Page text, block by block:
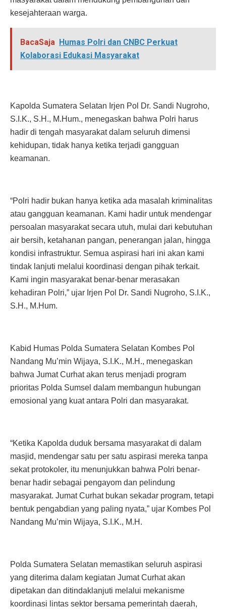
kesejahteraan warga.
BacaSaja Humas Polri dan CNBC Perkuat
Kolaborasi Edukasi Masyarakat
Kapolda Sumatera Selatan Irjen Pol Dr. Sandi Nugroho,
S.I.K., S.H., M.Hum., menegaskan bahwa Polri harus
hadir di tengah masyarakat dalam seluruh dimensi
kehidupan, tidak hanya ketika terjadi gangguan
keamanan.
“Polri hadir bukan hanya ketika ada masalah kriminalitas
atau gangguan keamanan. Kami hadir untuk mendengar
persoalan masyarakat secara utuh, mulai dari kebutuhan
air bersih, ketahanan pangan, penerangan jalan, hingga
kondisi infrastruktur. Semua aspirasi hari ini akan kami
tindak lanjuti melalui koordinasi dengan pihak terkait.
Kami ingin masyarakat benar-benar merasakan
kehadiran Polri,” ujar Irjen Pol Dr. Sandi Nugroho, S.I.K.,
S.H., M.Hum.
Kabid Humas Polda Sumatera Selatan Kombes Pol
Nandang Mu’min Wijaya, S.I.K., M.H., menegaskan
bahwa Jumat Curhat akan terus menjadi program
prioritas Polda Sumsel dalam membangun hubungan
emosional yang kuat antara Polri dan masyarakat.
“Ketika Kapolda duduk bersama masyarakat di dalam
masjid, mendengar satu per satu aspirasi mereka tanpa
sekat protokoler, itu menunjukkan bahwa Polri benar-
benar hadir sebagai pengayom dan pelindung
masyarakat. Jumat Curhat bukan sekadar program, tetapi
bentuk pengabdian yang paling nyata,” ujar Kombes Pol
Nandang Mu’min Wijaya, S.I.K., M.H.
Polda Sumatera Selatan memastikan seluruh aspirasi
yang diterima dalam kegiatan Jumat Curhat akan
dipetakan dan ditindaklanjuti melalui mekanisme
koordinasi lintas sektor bersama pemerintah daerah,